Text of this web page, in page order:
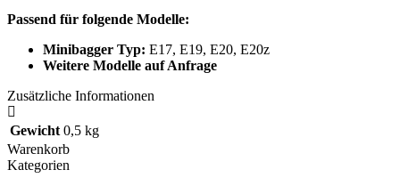
Passend für folgende Modelle:
Minibagger Typ: E17, E19, E20, E20z
Weitere Modelle auf Anfrage
Zusätzliche Informationen
Gewicht 0,5 kg
Warenkorb
Kategorien